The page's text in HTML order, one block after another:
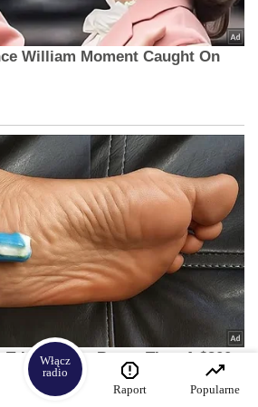
Włącz
radio
Raport
Popularne